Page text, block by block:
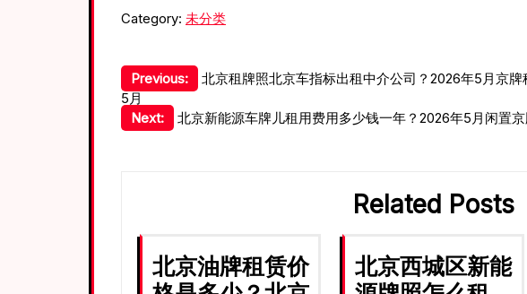
Category: 未分类
文
章
Previous:
北京租牌照北京车指标出租中介公司？2026年5月京
5月
Next:
北京新能源车牌儿租用费用多少钱一年？2026年5月闲置
Related Posts
北京油牌租赁价
北京西城区新能